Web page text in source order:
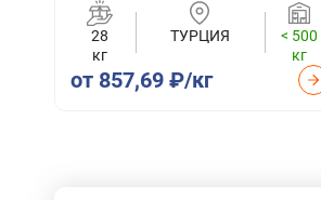
28
кг
ТУРЦИЯ
< 500
кг
от 857,69 ₽/кг